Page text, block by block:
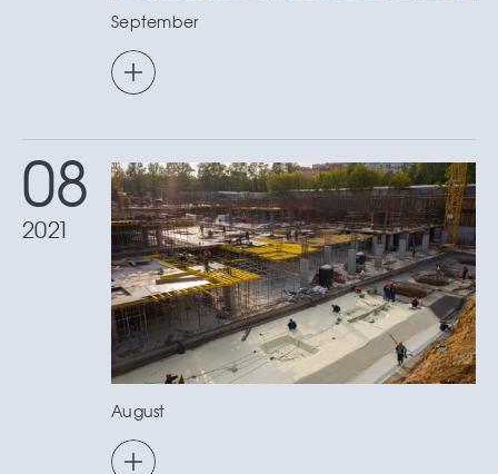
September
08
2021
August